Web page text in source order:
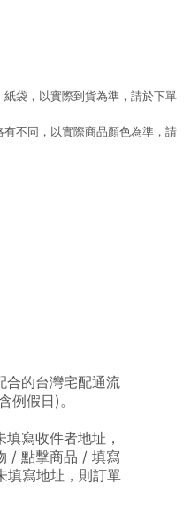
袋，以實際到貨為準，請於下單
不同，以實際商品顏色為準，請
合的台灣宅配通流
例假日)。
填寫收件者地址，
/ 點擊商品 / 填寫
填寫地址，則訂單